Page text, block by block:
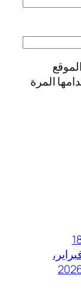
المرة